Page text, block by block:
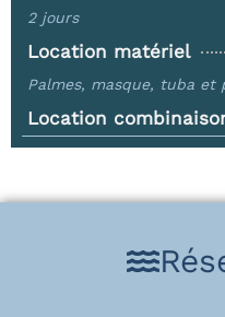
2 jours
Location matériel
Palmes, masque, tuba et
Location